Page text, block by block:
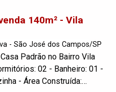
140m² - Vila
- São José dos Campos/SP
Padrão no Bairro Vila
- Área Construída: